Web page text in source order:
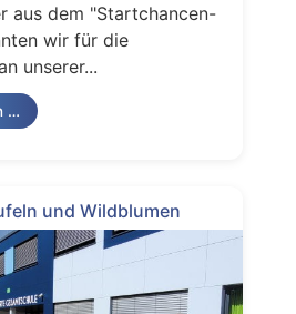
aus dem "Startchancen-
wir für die
unserer...
…
und Wildblumen